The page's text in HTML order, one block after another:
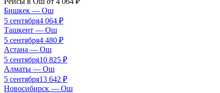
Бишкек — Ош
5 сентября4 064 ₽
Ташкент — Ош
5 сентября4 480 ₽
Астана — Ош
5 сентября10 825 ₽
Алматы — Ош
5 сентября13 642 ₽
Новосибирск — Ош